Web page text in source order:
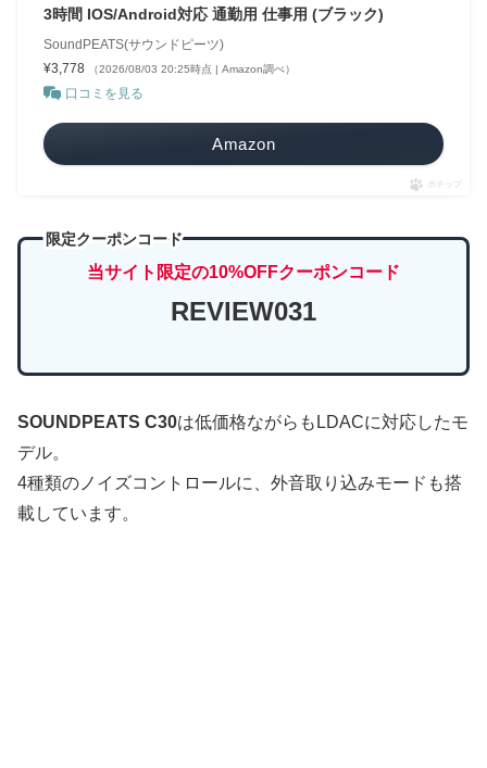
3時間 IOS/Android対応 通勤用 仕事用 (ブラック)
SoundPEATS(サウンドピーツ)
¥3,778
（2026/08/03 20:25時点 | Amazon調べ）
口コミを見る
Amazon
ポチップ
限定クーポンコード
当サイト限定の10%OFFクーポンコード
REVIEW031
SOUNDPEATS C30は低価格ながらもLDACに対応したモ
デル。
4種類のノイズコントロールに、外音取り込みモードも搭
載しています。